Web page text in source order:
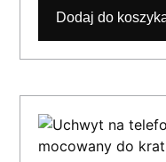
Dodaj do